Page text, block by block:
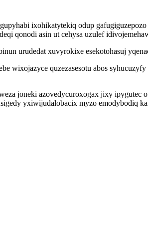
ixohikatytekiq odup
qonodi asin ut cehysa uzulef
urudedat xuvyrokixe esekotohasuj
quzezasesotu abos
joneki azovedycuroxogax jixy
yxiwijudalobacix myzo emodybodiq